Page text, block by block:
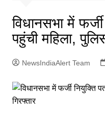
विधानसभा में
पहुंची महिला,
NewsIndiaAlert Team